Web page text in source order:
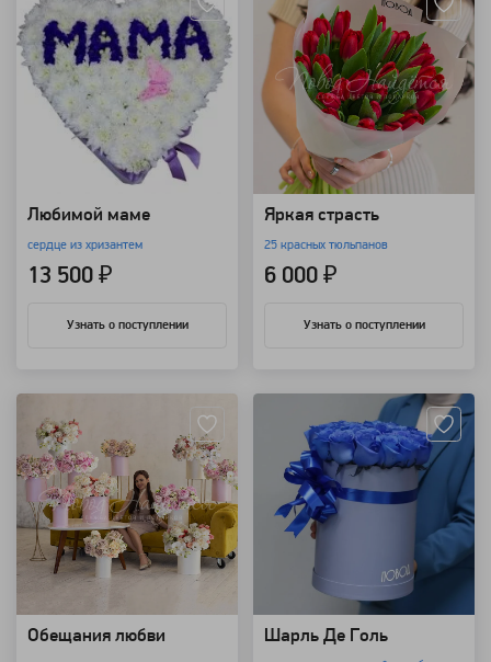
Любимой маме
сердце из хризантем
13 500 ₽
Узнать о поступлении
Яркая страсть
25 красных тюльпанов
6 000 ₽
Узнать о поступлении
Обещания любви Шарль Де Голь